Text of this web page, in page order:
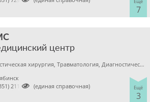
7
центр
Пластическая хирургия, Травматология, Диагностический центр
Ещё
3

2113020 (единая справочная)